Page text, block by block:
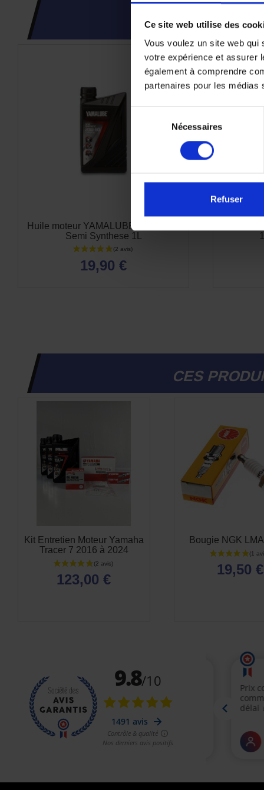
Ce site web utilise des
Vous voulez un site web
votre expérience et assurer
également à comprendre
partenaires pour les médias
consentement
Nécessaires
Refuser
Huile moteur YAMALUBE S4 10w40
Semi Synthese 1L
19,90 €
CES
Kit Entretien Moteur Yamaha
Tracer 7 2016 à 2024
123,00 €
Bougie NGK
19,50 €